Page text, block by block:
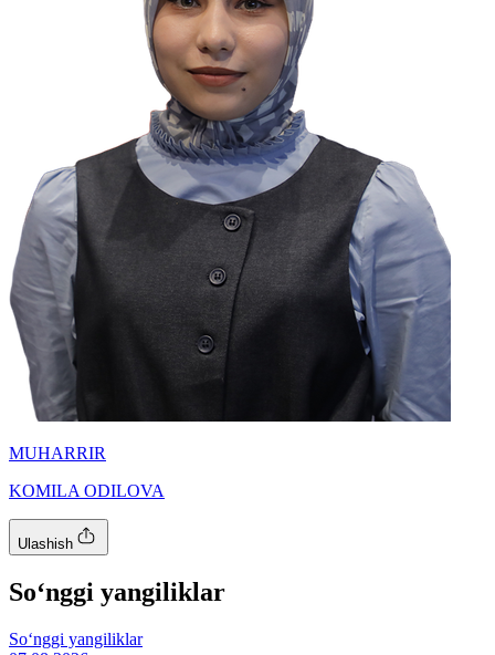
MUHARRIR
KOMILA ODILOVA
Ulashish
So‘nggi yangiliklar
So‘nggi yangiliklar